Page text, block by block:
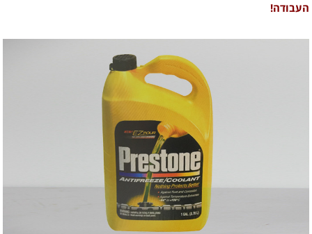
העבודה!